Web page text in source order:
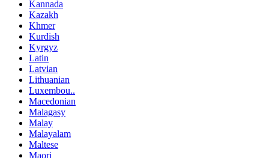
Kannada
Kazakh
Khmer
Kurdish
Kyrgyz
Latin
Latvian
Lithuanian
Luxembou..
Macedonian
Malagasy
Malay
Malayalam
Maltese
Maori